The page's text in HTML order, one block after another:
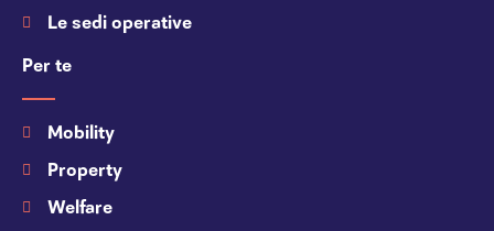
Le sedi operative
Per te
Mobility
Property
Welfare